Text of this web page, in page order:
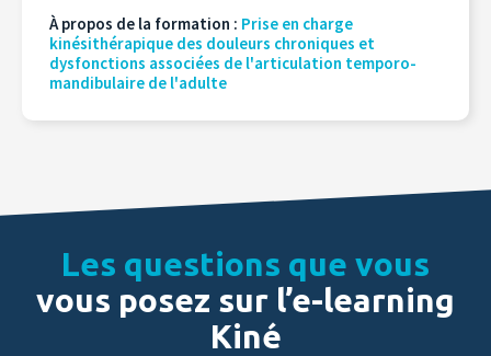
À propos de la formation : Prise en charge
kinésithérapique des douleurs chroniques et
dysfonctions associées de l'articulation temporo-
mandibulaire de l'adulte
Les questions que vous
vous posez sur l’e-learning
Kiné